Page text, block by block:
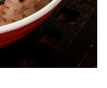
法に基づく表記